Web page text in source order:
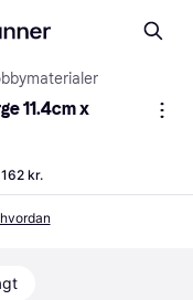
11.4cm x
162 kr.